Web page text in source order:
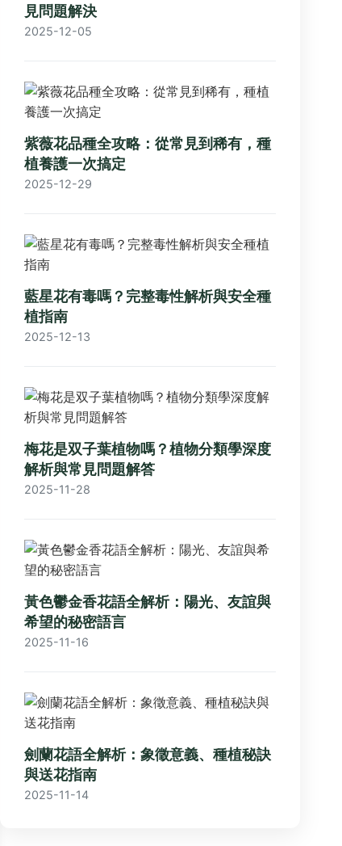
見問題解決
2025-12-05
紫薇花品種全攻略：從常見到稀有，種
植養護一次搞定
2025-12-29
藍星花有毒嗎？完整毒性解析與安全種
植指南
2025-12-13
梅花是双子葉植物嗎？植物分類學深度
解析與常見問題解答
2025-11-28
黃色鬱金香花語全解析：陽光、友誼與
希望的秘密語言
2025-11-16
劍蘭花語全解析：象徵意義、種植秘訣
與送花指南
2025-11-14